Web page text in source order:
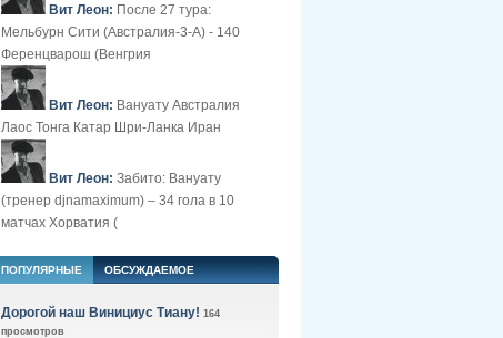
Вит Леон: После 27 тура:
Мельбурн Сити (Австралия-3-А) - 140
Ференцварош (Венгрия
Вит Леон: Вануату Австралия
Лаос Тонга Катар Шри-Ланка Иран
Вит Леон: Забито: Вануату
(тренер djnamaximum) – 34 гола в 10
матчах Хорватия (
ПОПУЛЯРНЫЕ ОБСУЖДАЕМОЕ
Дорогой наш Винициус Тиану! 164
просмотров